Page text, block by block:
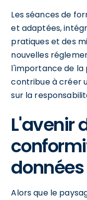
Les séances de
et adaptées,
pratiques et des
nouvelles
l'importance de la
contribue à créer
sur la
L'avenir
données
Alors que le